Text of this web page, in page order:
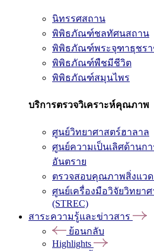
นิทรรศสถาน
พิพิธภัณฑ์ชลทัศนสถาน
พิพิธภัณฑ์พระจุฑาธุชรา
พิพิธภัณฑ์พืชมีชีวิต
พิพิธภัณฑ์สมุนไพร
บริการตรวจวิเคราะห์คุณภาพ
ศูนย์วิทยาศาสตร์ฮาลาล
ศูนย์ความเป็นเลิศด้านก
อันตราย
ตรวจสอบคุณภาพสิ่งแว
ศูนย์เครื่องมือวิจัยวิทยา
(STREC)
สาระความรู้และข่าวสาร
ย้อนกลับ
Highlights